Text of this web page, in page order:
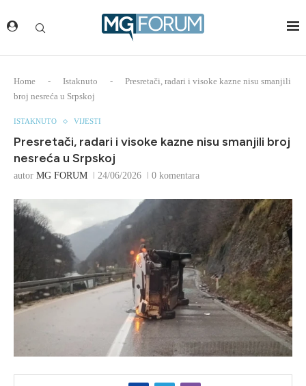
Home - Istaknuto -
Presretači, radari i visoke kazne nisu smanjili
broj nesreća u Srpskoj
ISTAKNUTO VIJESTI
Presretači, radari i visoke kazne nisu smanjili broj
nesreća u Srpskoj
autor MG FORUM 24/06/2026 0 komentara